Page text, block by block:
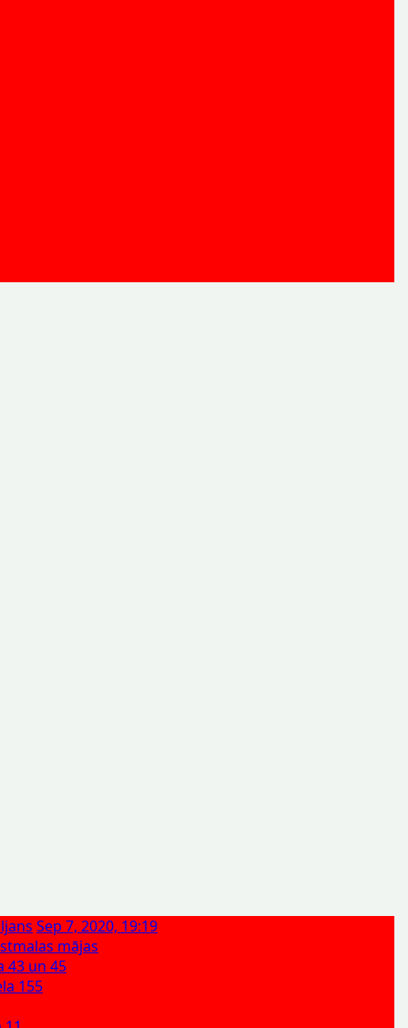
Sep 7, 2020, 19:19
mājas
43 un 45
155